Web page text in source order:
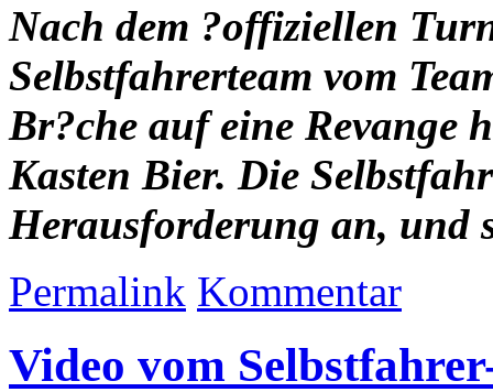
Nach dem ?offiziellen
Selbstfahrerteam vom
Br?che auf eine Revange
Kasten Bier. Die
Herausforderung an, und
Permalink Kommentar
Video vom